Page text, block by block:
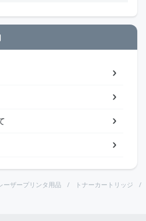
ーザープリンタ用品 トナーカートリッジ